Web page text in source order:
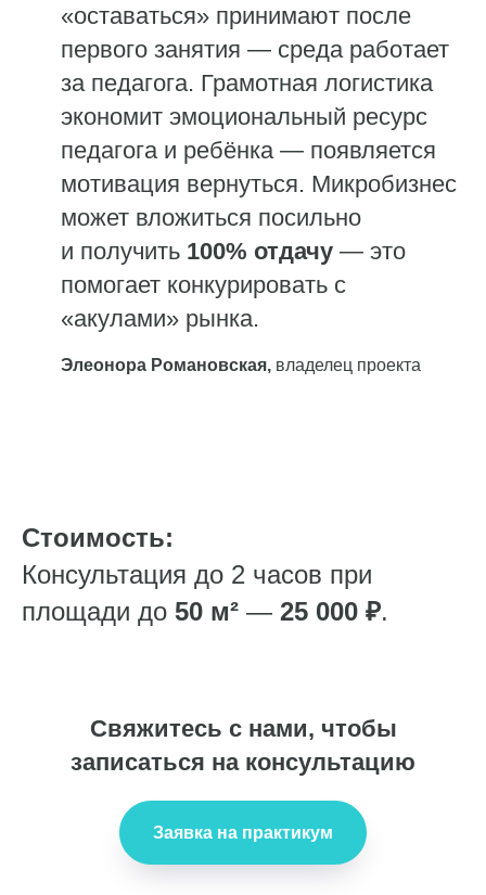
«оставаться» принимают после
первого занятия — среда работает
за педагога. Грамотная логистика
экономит эмоциональный ресурс
педагога и ребёнка — появляется
мотивация вернуться. Микробизнес
может вложиться посильно
и получить 100% отдачу — это
помогает конкурировать с
«акулами» рынка.
Элеонора Романовская, владелец проекта
Стоимость:
Консультация до 2 часов при
площади до 50 м² — 25 000 ₽.
Свяжитесь с нами, чтобы
записаться на консультацию
Заявка на практикум